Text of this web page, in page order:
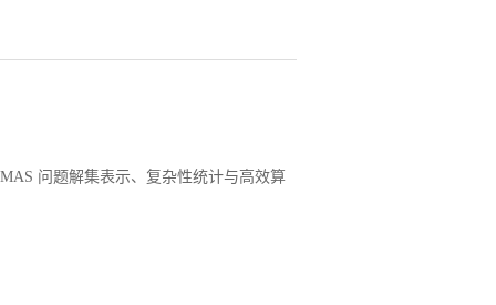
问题解集表示、复杂性统计与高效算